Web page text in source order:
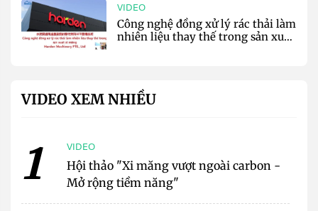
VIDEO
Công nghệ đồng xử lý rác thải làm
nhiên liệu thay thế trong sản xuất
VIDEO XEM NHIỀU
1 VIDEO
Hội thảo "Xi măng vượt ngoài carbon -
Mở rộng tiềm năng"